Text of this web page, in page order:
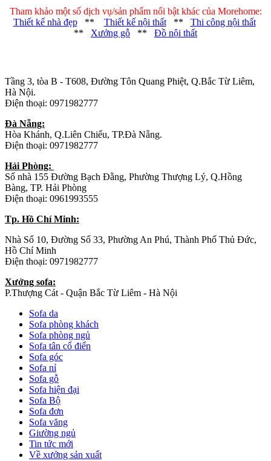
Tham khảo một số dịch vụ/sản phẩm nổi bật khác của Morehome:
Thiết kế nhà đẹp** Thiết kế nội thất** Thi công nội thất
** Xưởng gỗ ** Đồ nội thất
Tầng 3, tòa B - T608, Đường Tôn Quang Phiệt, Q.Bắc Từ Liêm,
Hà Nội.
Điện thoại: 0971982777
Đà Nẵng:
Hòa Khánh, Q.Liên Chiểu, TP.Đà Nẵng.
Điện thoại: 0971982777
Hải Phòng:
Số nhà 155 Đường Bạch Đằng, Phường Thượng Lý, Q.Hồng
Bàng, TP. Hải Phòng
Điện thoại: 0961993555
Tp. Hồ Chí Minh:
Nhà Số 10, Đường Số 33, Phường An Phú, Thành Phố Thủ Đức,
Hồ Chí Minh
Điện thoại: 0971982777
Xưởng sofa:
P.Thượng Cát - Quận Bắc Từ Liêm - Hà Nội
Sofa da
Sofa phòng khách
Sofa phòng ngủ
Sofa tân cổ điển
Sofa góc
Sofa nỉ
Sofa gỗ
Sofa hiện đại
Sofa Bộ
Sofa đơn
Sofa văng
Giường ngủ
Tin tức mới
Về xưởng sản xuất